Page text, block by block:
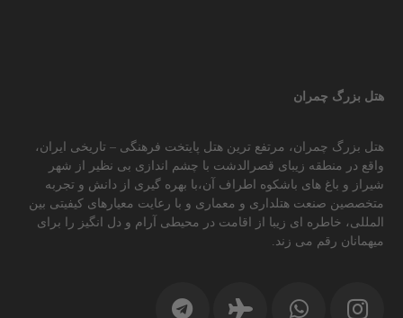
هتل بزرگ چمران
هتل بزرگ چمران، مرتفع ترین هتل پایتخت فرهنگی – تاریخی ایران،
واقع در منطقه زیبای قصرالدشت با چشم اندازی بی نظیر از شهر
شیراز و باغ های باشکوه اطراف آن،با بهره گیری از دانش و تجربه
متخصصین صنعت هتلداری و معماری و با رعایت معیارهای کیفیتی بین
المللی، خاطره ای زیبا از اقامت در محیطی آرام و دل انگیز را برای
میهمانان رقم می زند.